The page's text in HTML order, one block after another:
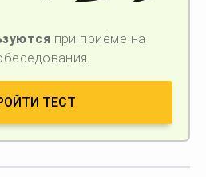
при приёме на
ТЕСТ